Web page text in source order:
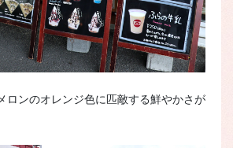
ロンのオレンジ色に匹敵する鮮やかさが